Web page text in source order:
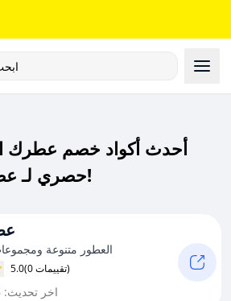
أحدث أكواد خصم عطرك
حصري لـ عطرك المميز الآن!
العطور متنوعة
5.0 (0 تقييمات)
اخر تحديث: 09/08/2026